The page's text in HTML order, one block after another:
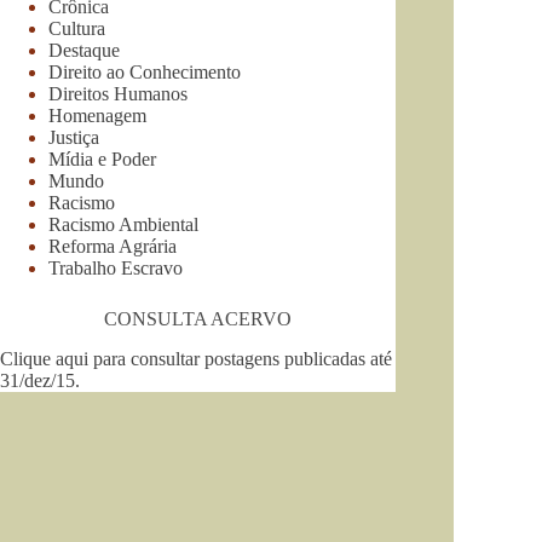
Crônica
Cultura
Destaque
Direito ao Conhecimento
Direitos Humanos
Homenagem
Justiça
Mídia e Poder
Mundo
Racismo
Racismo Ambiental
Reforma Agrária
Trabalho Escravo
CONSULTA ACERVO
Clique aqui para consultar postagens publicadas até
31/dez/15.